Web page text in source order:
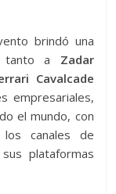
brindó una
tanto a Zadar
Cavalcade
empresariales,
el mundo, con
canales de
plataformas